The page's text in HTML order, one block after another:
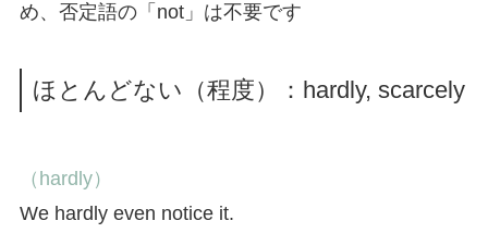
め、否定語の「not」は不要です
ほとんどない（程度）：hardly, scarcely
（hardly）
We hardly even notice it.